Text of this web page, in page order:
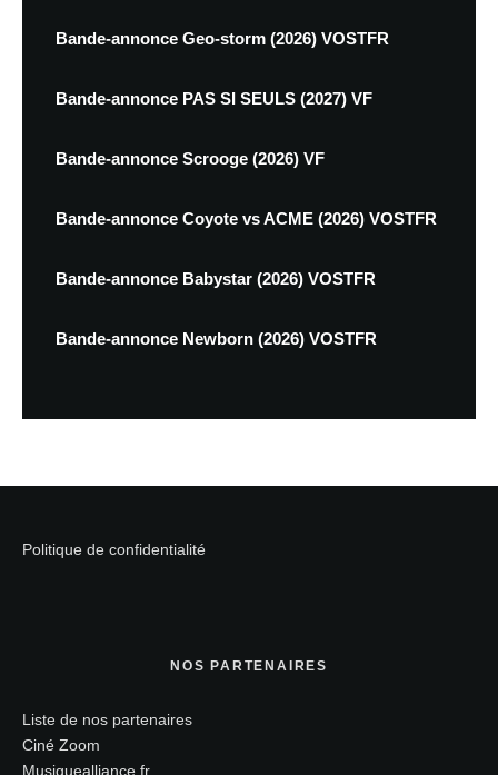
Bande-annonce Geo-storm (2026) VOSTFR
Bande-annonce PAS SI SEULS (2027) VF
Bande-annonce Scrooge (2026) VF
Bande-annonce Coyote vs ACME (2026) VOSTFR
Bande-annonce Babystar (2026) VOSTFR
Bande-annonce Newborn (2026) VOSTFR
Politique de confidentialité
NOS PARTENAIRES
Liste de nos partenaires
Ciné Zoom
Musiquealliance.fr